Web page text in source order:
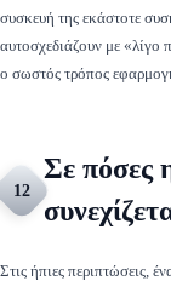
συσκευή της εκάστοτε
αυτοσχεδιάζουν με
ο σωστός τρόπος
12
Σε πόσες
Στις ήπιες περιπτώσεις,